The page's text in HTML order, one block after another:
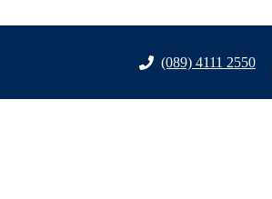
(089) 4111 2550